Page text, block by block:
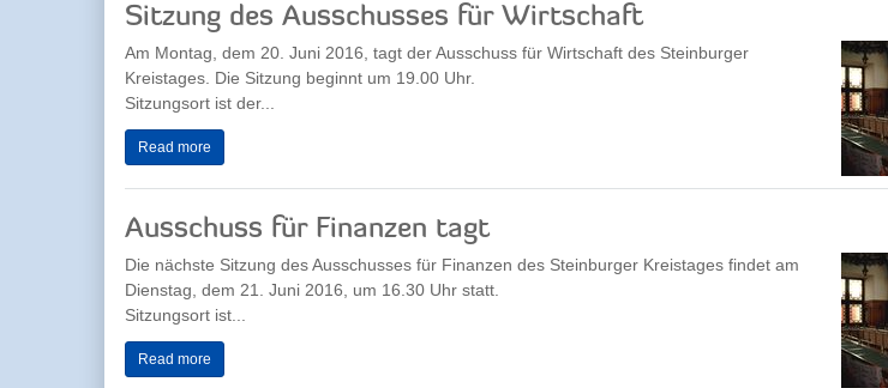
Sitzung des Ausschusses für Wirtschaft
Am Montag, dem 20. Juni 2016, tagt der Ausschuss für Wirtschaft des Steinburger
Kreistages. Die Sitzung beginnt um 19.00 Uhr.
Sitzungsort ist der...
Read more
Ausschuss für Finanzen tagt
Die nächste Sitzung des Ausschusses für Finanzen des Steinburger Kreistages findet am
Dienstag, dem 21. Juni 2016, um 16.30 Uhr statt.
Sitzungsort ist...
Read more